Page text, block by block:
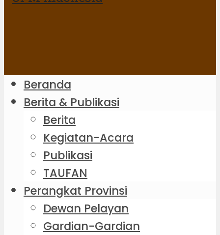
Beranda
Berita & Publikasi
Berita
Kegiatan-Acara
Publikasi
TAUFAN
Perangkat Provinsi
Dewan Pelayan
Gardian-Gardian